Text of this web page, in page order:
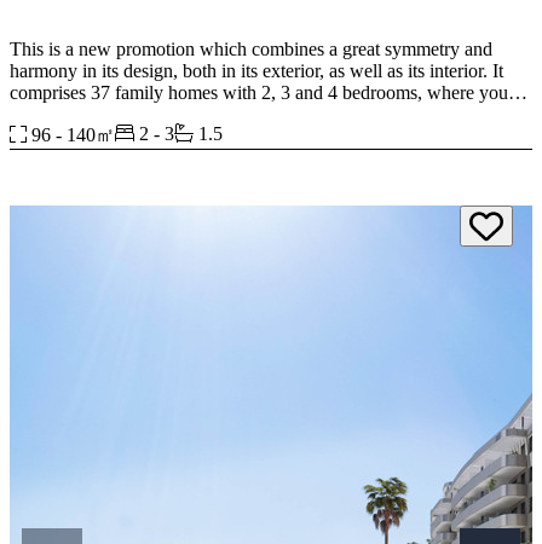
This is a new promotion which combines a great symmetry and
harmony in its design, both in its exterior, as well as its interior. It
comprises 37 family homes with 2, 3 and 4 bedrooms, where you
terraces designed for every day of the year, exclusive common areas
Perfectly equipped properties, with fitted kitchens , air conditioning
with Airzone segmentation, fan heater, motorized blinds, etc. You'll
96 - 140㎡ 2 - 3 1.5